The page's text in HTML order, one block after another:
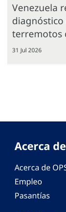
Venezuela
terremotos
31 Jul 2026
Acerca de
Acerca de
Empleo
Pasantías